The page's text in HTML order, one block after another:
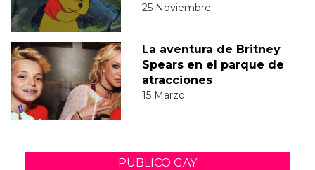
25 Noviembre
La aventura de Britney
Spears en el parque de
atracciones
15 Marzo
PUBLICO GAY